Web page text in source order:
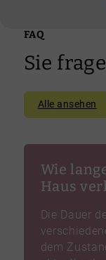
FAQ
Sie
Alle ansehen
Wie
Haus
Die Dauer
dem